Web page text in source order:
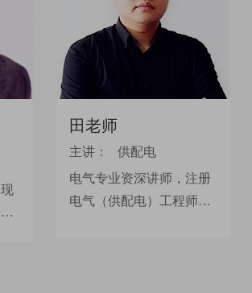
田老师
主讲：
供配电
电气专业资深讲师，注册
电气（供配电）工程师。